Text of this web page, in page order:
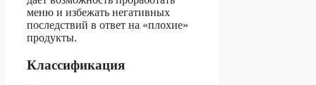
меню и избежать негативных
последствий в ответ на «плохие»
продукты.
Классификация